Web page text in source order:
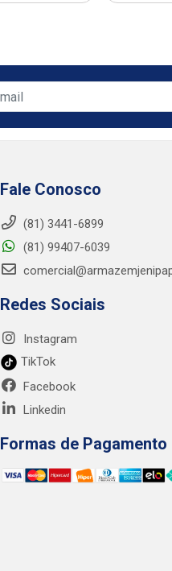
Fale Conosco
(81) 3441-6899
(81) 99407-6039
Redes Sociais
Instagram
TikTok
Facebook
Linkedin
Formas de Pagamento